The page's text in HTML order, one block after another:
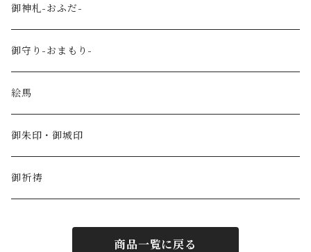
御神札-おふだ-
御守り-おまもり-
絵馬
御朱印・御城印
御祈祷
商品一覧に戻る